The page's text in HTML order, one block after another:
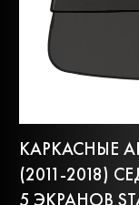
КАРКАСНЫЕ
(2011-2018)
5 ЭКРАНОВ